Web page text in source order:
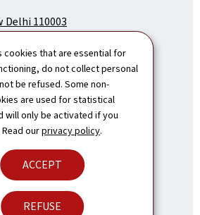
cookies that are essential for
do not collect personal
be refused. Some non-
are used for statistical
will only be activated if you
ourprivacy policy.
ACCEPT
REFUSE
Delhi 110003
am - 5:00 pm
Sunday andIndian National
Kb)
66 00